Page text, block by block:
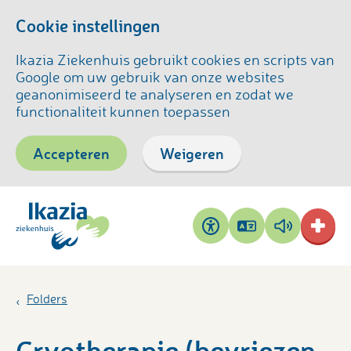
Cookie instellingen
Ikazia Ziekenhuis gebruikt cookies en scripts van
Google om uw gebruik van onze websites
geanonimiseerd te analyseren en zodat we
functionaliteit kunnen toepassen
Accepteren Weigeren
Toegankelijkheid
Pagina
vertalen
Pagina
voorlezen
Folders